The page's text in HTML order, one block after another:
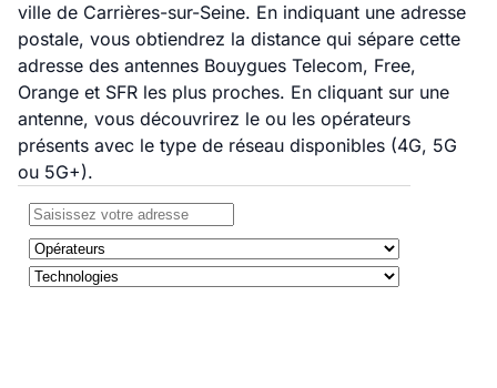
ville de Carrières-sur-Seine. En indiquant une adresse
postale, vous obtiendrez la distance qui sépare cette
adresse des antennes Bouygues Telecom, Free,
Orange et SFR les plus proches. En cliquant sur une
antenne, vous découvrirez le ou les opérateurs
présents avec le type de réseau disponibles (4G, 5G
ou 5G+).